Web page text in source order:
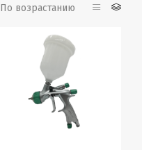
По возрастанию